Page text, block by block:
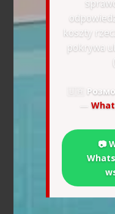
koszty
pokrywa
🇺🇦
—
📷